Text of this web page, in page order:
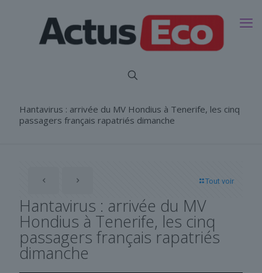
Hantavirus : arrivée du MV Hondius à Tenerife, les cinq
passagers français rapatriés dimanche
Tout voir
Hantavirus : arrivée du MV
Hondius à Tenerife, les cinq
passagers français rapatriés
dimanche